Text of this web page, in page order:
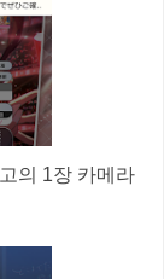
의 1장 카메라